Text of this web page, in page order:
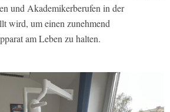
und Akademikerberufen in der
wird, um einen zunehmend
am Leben zu halten.